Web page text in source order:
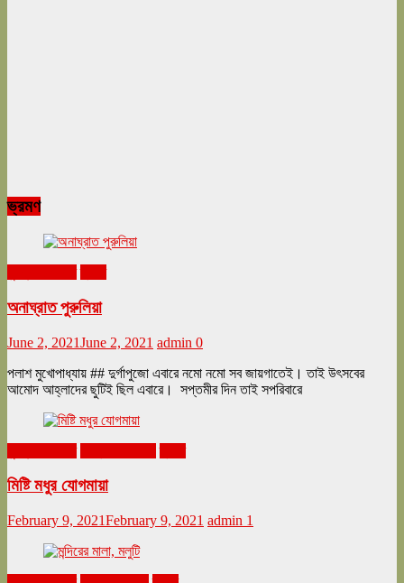
ভ্রমণ
অনাঘ্রাত পুরুলিয়া
June 2, 2021June 2, 2021 admin 0
পলাশ মুখোপাধ্যায় ## দুর্গাপুজো এবারে নমো নমো সব জায়গাতেই। তাই উৎসবের
আমোদ আহ্লাদের ছুটিই ছিল এবারে। সপ্তমীর দিন তাই সপরিবারে
মিষ্টি মধুর যোগমায়া
February 9, 2021February 9, 2021 admin 1